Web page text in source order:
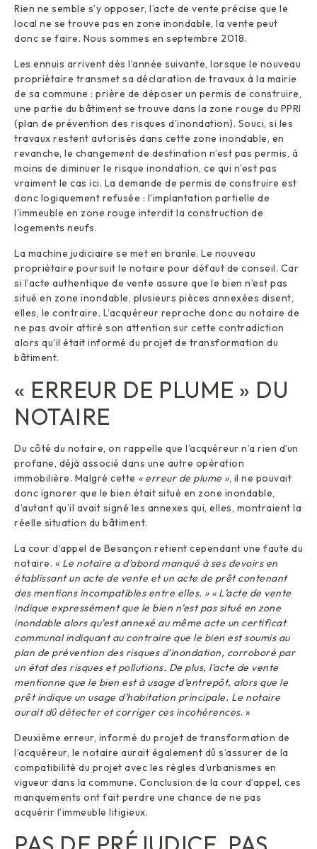
Rien ne semble s’y opposer, l’acte de vente précise que le
local ne se trouve pas en zone inondable, la vente peut
donc se faire. Nous sommes en septembre 2018.
Les ennuis arrivent dès l’année suivante, lorsque le nouveau
propriétaire transmet sa déclaration de travaux à la mairie
de sa commune : prière de déposer un permis de construire,
une partie du bâtiment se trouve dans la zone rouge du PPRI
(plan de prévention des risques d’inondation). Souci, si les
travaux restent autorisés dans cette zone inondable, en
revanche, le changement de destination n’est pas permis, à
moins de diminuer le risque inondation, ce qui n’est pas
vraiment le cas ici. La demande de permis de construire est
donc logiquement refusée : l’implantation partielle de
l’immeuble en zone rouge interdit la construction de
logements neufs.
La machine judiciaire se met en branle. Le nouveau
propriétaire poursuit le notaire pour défaut de conseil. Car
si l’acte authentique de vente assure que le bien n’est pas
situé en zone inondable, plusieurs pièces annexées disent,
elles, le contraire. L’acquéreur reproche donc au notaire de
ne pas avoir attiré son attention sur cette contradiction
alors qu’il était informé du projet de transformation du
bâtiment.
« ERREUR DE PLUME » DU
NOTAIRE
Du côté du notaire, on rappelle que l’acquéreur n’a rien d’un
profane, déjà associé dans une autre opération
immobilière. Malgré cette « erreur de plume », il ne pouvait
donc ignorer que le bien était situé en zone inondable,
d’autant qu’il avait signé les annexes qui, elles, montraient la
réelle situation du bâtiment.
La cour d’appel de Besançon retient cependant une faute du
notaire. « Le notaire a d’abord manqué à ses devoirs en
établissant un acte de vente et un acte de prêt contenant
des mentions incompatibles entre elles. » « L’acte de vente
indique expressément que le bien n’est pas situé en zone
inondable alors qu’est annexé au même acte un certificat
communal indiquant au contraire que le bien est soumis au
plan de prévention des risques d’inondation, corroboré par
un état des risques et pollutions. De plus, l’acte de vente
mentionne que le bien est à usage d’entrepôt, alors que le
prêt indique un usage d’habitation principale. Le notaire
aurait dû détecter et corriger ces incohérences. »
Deuxième erreur, informé du projet de transformation de
l’acquéreur, le notaire aurait également dû s’assurer de la
compatibilité du projet avec les règles d’urbanismes en
vigueur dans la commune. Conclusion de la cour d’appel, ces
manquements ont fait perdre une chance de ne pas
acquérir l’immeuble litigieux.